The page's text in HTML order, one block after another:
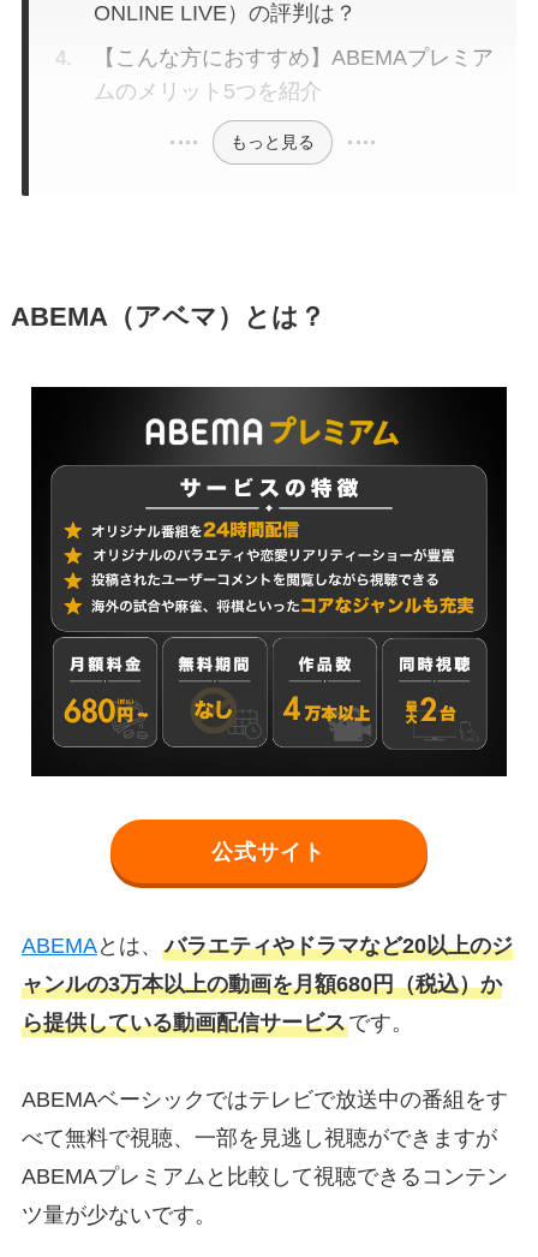
ONLINE LIVE）の評判は？
【こんな方におすすめ】ABEMAプレミア
ムのメリット5つを紹介
もっと見る
ABEMA（アベマ）とは？
公式サイト
ABEMAとは、 バラエティやドラマなど20以上のジ
ャンルの3万本以上の動画を月額680円（税込）か
ら提供している動画配信サービスです。
ABEMAベーシックではテレビで放送中の番組をす
べて無料で視聴、一部を見逃し視聴ができますが
ABEMAプレミアムと比較して視聴できるコンテン
ツ量が少ないです。